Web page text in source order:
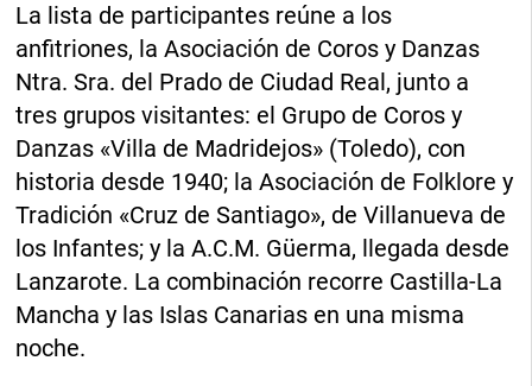
La lista de participantes reúne a los
anfitriones, la Asociación de Coros y Danzas
Ntra. Sra. del Prado de Ciudad Real, junto a
tres grupos visitantes: el Grupo de Coros y
Danzas «Villa de Madridejos» (Toledo), con
historia desde 1940; la Asociación de Folklore y
Tradición «Cruz de Santiago», de Villanueva de
los Infantes; y la A.C.M. Güerma, llegada desde
Lanzarote. La combinación recorre Castilla-La
Mancha y las Islas Canarias en una misma
noche.